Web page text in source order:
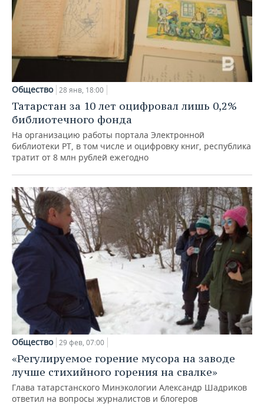
Общество 28 янв, 18:00
Татарстан за 10 лет оцифровал лишь 0,2%
библиотечного фонда
На организацию работы портала Электронной
библиотеки РТ, в том числе и оцифровку книг, республика
тратит от 8 млн рублей ежегодно
Общество 29 фев, 07:00
«Регулируемое горение мусора на заводе
лучше стихийного горения на свалке»
Глава татарстанского Минэкологии Александр Шадриков
ответил на вопросы журналистов и блогеров